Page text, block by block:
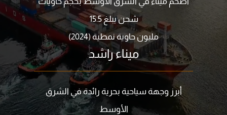
شحن يبلغ 15.5
مليون حاوية نمطية (2024)
ميناء راشد
أبرز وجهة سياحية بحرية رائدة في الشرق
الأوسط